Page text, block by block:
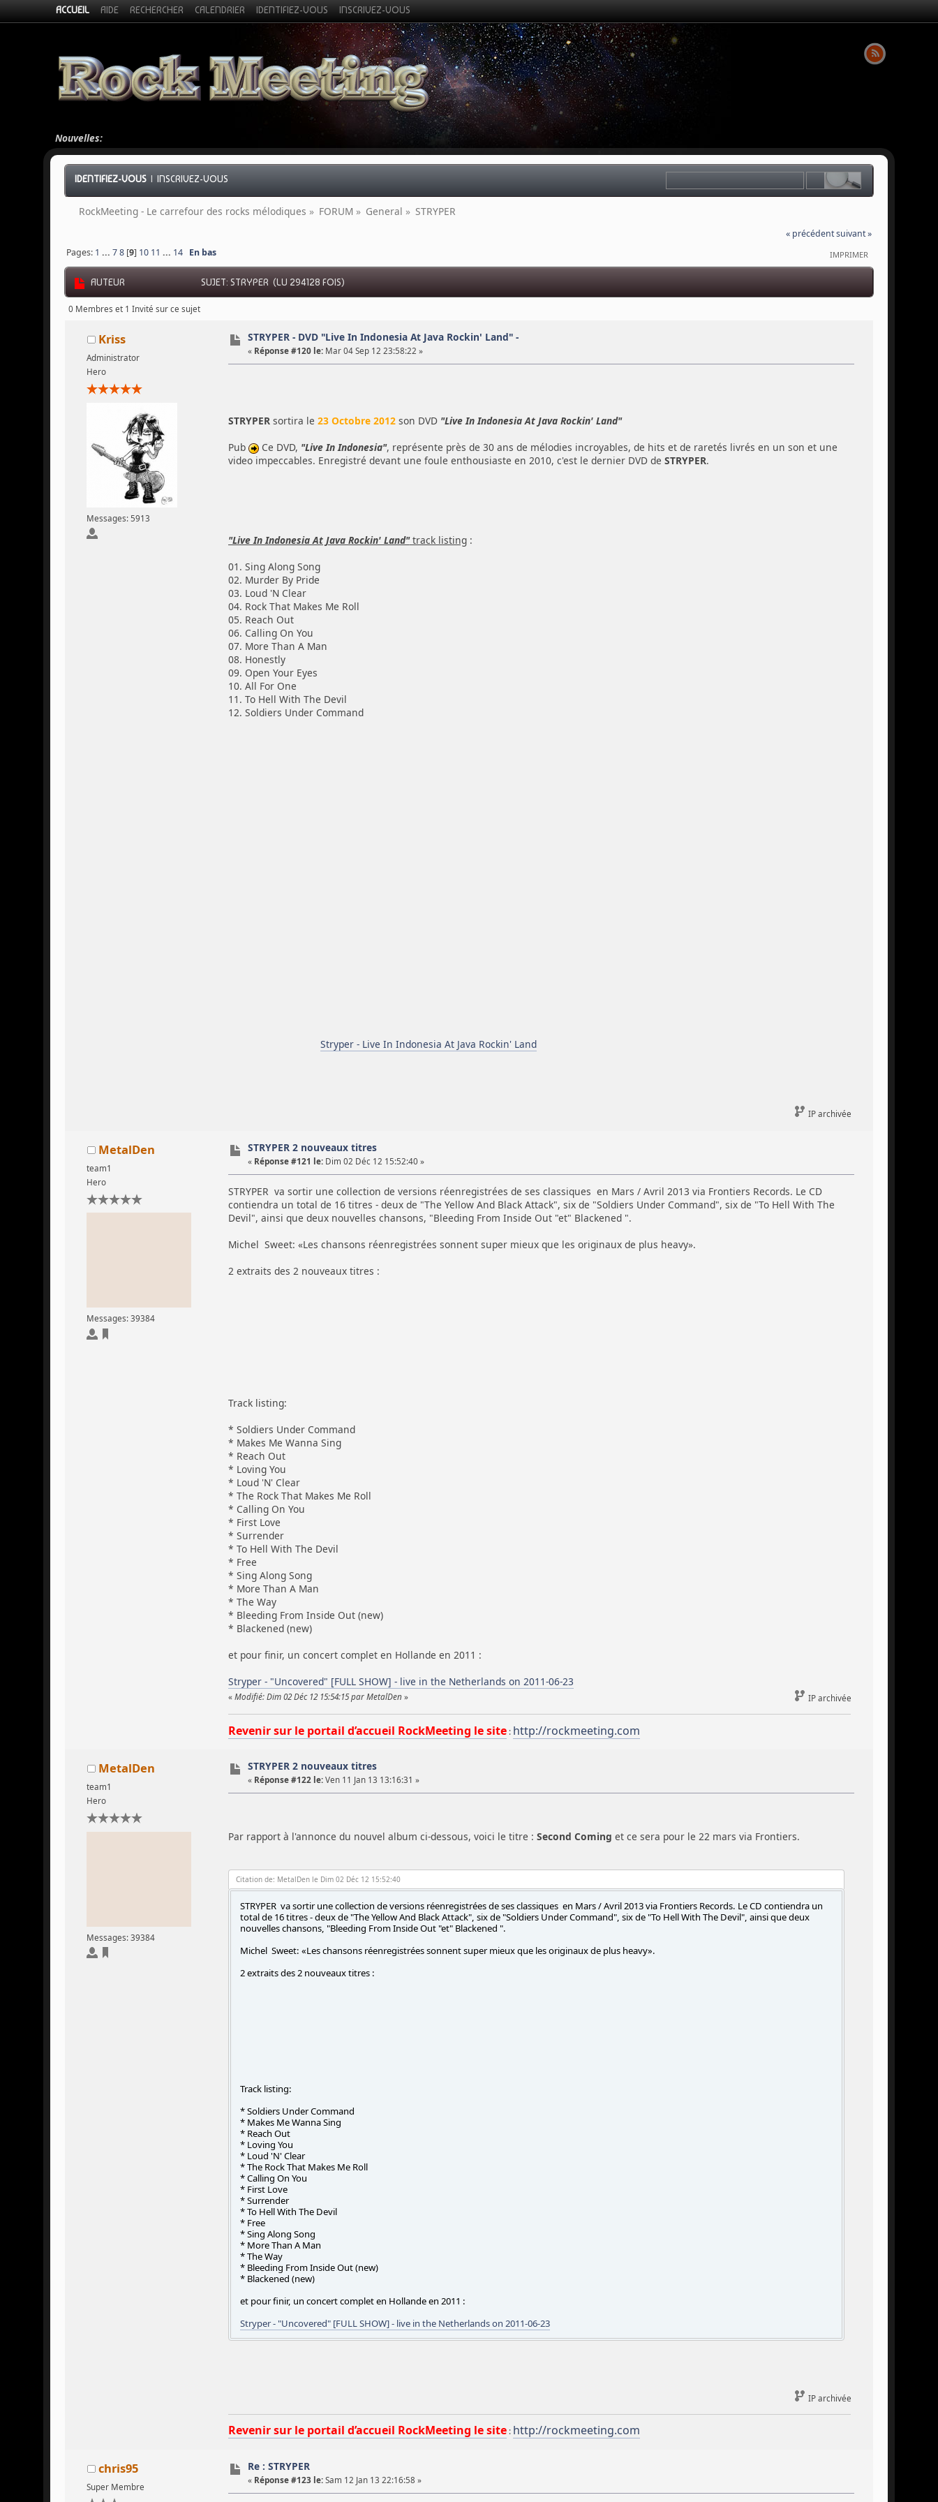
ACCUEIL AIDE RECHERCHER CALENDRIER IDENTIFIEZ-VOUS INSCRIVEZ-VOUS
Nouvelles:
IDENTIFIEZ-VOUS |INSCRIVEZ-VOUS
RockMeeting - Le carrefour des rocks mélodiques » FORUM » General » STRYPER
« précédentsuivant »
IMPRIMER
Pages: 1 ...78 [9] 10 11 ... 14 En bas
AUTEUR SUJET: STRYPER (LU 294128 FOIS)
0 Membres et 1 Invité sur ce sujet
Kriss
Administrator
Hero
Messages: 5913
STRYPER - DVD "Live In Indonesia At Java Rockin' Land" -
« Réponse #120 le: Mar 04 Sep 12 23:58:22 »
STRYPERsortira le 23 Octobre 2012son DVD "Live In Indonesia At Java Rockin' Land"
Pub
Ce DVD, "Live In Indonesia", représente près de 30 ans de mélodies incroyables, de hits et de raretés livrés en un son et une
video impeccables. Enregistré devant une foule enthousiaste en 2010, c'est le dernier DVD de STRYPER.
"Live In Indonesia At Java Rockin' Land"track listing:
01. Sing Along Song
02. Murder By Pride
03. Loud 'N Clear
04. Rock That Makes Me Roll
05. Reach Out
06. Calling On You
07. More Than A Man
08. Honestly
09. Open Your Eyes
10. All For One
11. To Hell With The Devil
12. Soldiers Under Command
Stryper - Live In Indonesia At Java Rockin' Land
IP archivée
MetalDen
team1
Hero
Messages: 39384
STRYPER 2 nouveaux titres
« Réponse #121 le: Dim 02 Déc 12 15:52:40 »
STRYPER va sortir une collection de versions réenregistrées de ses classiques en Mars / Avril 2013 via Frontiers Records. Le CD
contiendra un total de 16 titres - deux de "The Yellow And Black Attack", six de "Soldiers Under Command", six de "To Hell With The
Devil", ainsi que deux nouvelles chansons, "Bleeding From Inside Out "et" Blackened ".
Michel Sweet: «Les chansons réenregistrées sonnent super mieux que les originaux de plus heavy».
2 extraits des 2 nouveaux titres :
Track listing:
* Soldiers Under Command
* Makes Me Wanna Sing
* Reach Out
* Loving You
* Loud 'N' Clear
* The Rock That Makes Me Roll
* Calling On You
* First Love
* Surrender
* To Hell With The Devil
* Free
* Sing Along Song
* More Than A Man
* The Way
* Bleeding From Inside Out (new)
* Blackened (new)
et pour finir, un concert complet en Hollande en 2011 :
Stryper - "Uncovered" [FULL SHOW] - live in the Netherlands on 2011-06-23
« Modifié: Dim 02 Déc 12 15:54:15 par MetalDen » IP archivée
Revenir sur le portail d’accueil RockMeeting le site: http://rockmeeting.com
MetalDen
team1
Hero
Messages: 39384
STRYPER 2 nouveaux titres
« Réponse #122 le: Ven 11 Jan 13 13:16:31 »
Par rapport à l'annonce du nouvel album ci-dessous, voici le titre : Second Coming et ce sera pour le 22 mars via Frontiers.
Citation de: MetalDen le Dim 02 Déc 12 15:52:40
STRYPER va sortir une collection de versions réenregistrées de ses classiques en Mars / Avril 2013 via Frontiers Records. Le CD contiendra un
total de 16 titres - deux de "The Yellow And Black Attack", six de "Soldiers Under Command", six de "To Hell With The Devil", ainsi que deux
nouvelles chansons, "Bleeding From Inside Out "et" Blackened ".
Michel Sweet: «Les chansons réenregistrées sonnent super mieux que les originaux de plus heavy».
2 extraits des 2 nouveaux titres :
Track listing:
* Soldiers Under Command
* Makes Me Wanna Sing
* Reach Out
* Loving You
* Loud 'N' Clear
* The Rock That Makes Me Roll
* Calling On You
* First Love
* Surrender
* To Hell With The Devil
* Free
* Sing Along Song
* More Than A Man
* The Way
* Bleeding From Inside Out (new)
* Blackened (new)
et pour finir, un concert complet en Hollande en 2011 :
Stryper - "Uncovered" [FULL SHOW] - live in the Netherlands on 2011-06-23
IP archivée
Revenir sur le portail d’accueil RockMeeting le site: http://rockmeeting.com
chris95
Super Membre
Re : STRYPER
« Réponse #123 le: Sam 12 Jan 13 22:16:58 »